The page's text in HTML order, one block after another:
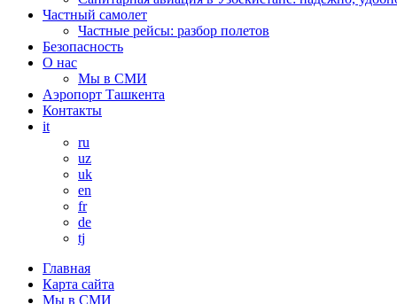
Частный самолет
Частные рейсы: разбор полетов
Безопасность
О нас
Мы в СМИ
Аэропорт Ташкента
Контакты
it
ru
uz
uk
en
fr
de
tj
Главная
Карта сайта
Мы в СМИ